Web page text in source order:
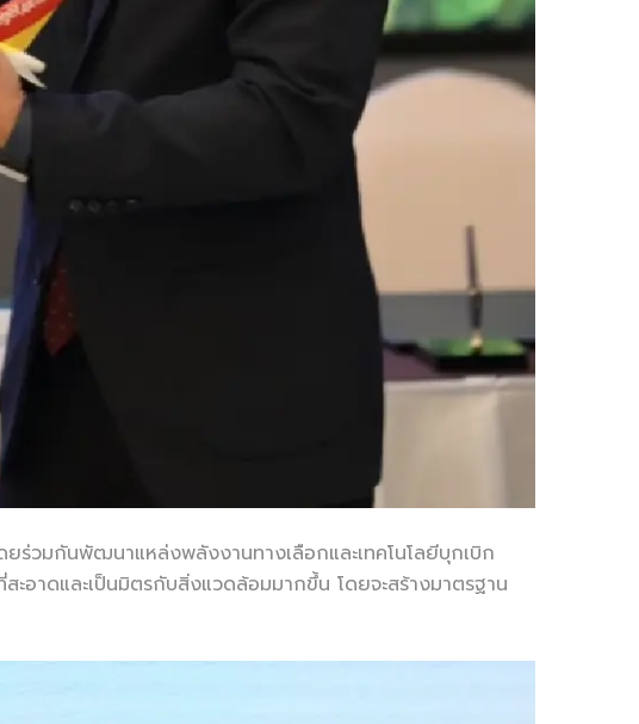
ยร่วมกันพัฒนาแหล่งพลังงานทางเลือกและเทคโนโลยีบุกเบิก
ะอาดและเป็นมิตรกับสิ่งแวดล้อมมากขึ้น โดยจะสร้างมาตรฐาน